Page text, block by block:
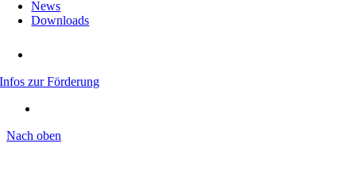
News
Downloads
Infos zur Förderung
Nach oben